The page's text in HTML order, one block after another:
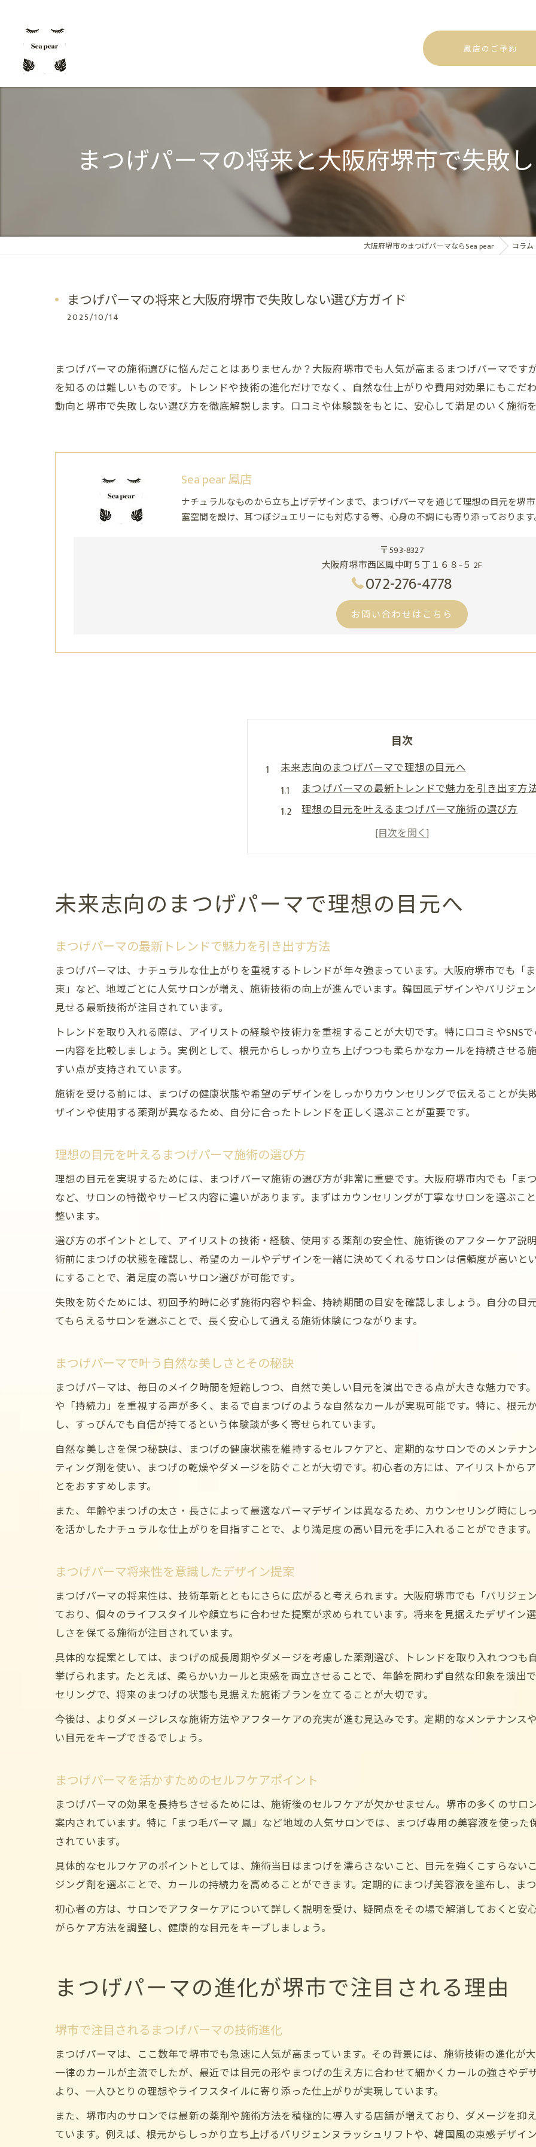
鳳店のご予約
まつげパーマの将来と大阪府堺市で失敗
大阪府堺市のまつげパーマならSea pear コラム
まつげパーマの将来と大阪府堺市で失敗しない選び方ガイド
2025/10/14
まつげパーマの施術選びに悩んだことはありませんか？大阪府堺市でも人気が高まるまつげパーマで
を知るのは難しいものです。トレンドや技術の進化だけでなく、自然な仕上がりや費用対効果にもこだ
動向と堺市で失敗しない選び方を徹底解説します。口コミや体験談をもとに、安心して満足のいく施術
Sea pear 鳳店
ナチュラルなものから立ち上げデザインまで、まつげパーマを通じて理想の目元を堺
室空間を設け、耳つぼジュエリーにも対応する等、心身の不調にも寄り添っておりま
〒593-8327
大阪府堺市西区鳳中町５丁１６８−５ 2F
072-276-4778
お問い合わせはこちら
目次
未来志向のまつげパーマで理想の目元へ
まつげパーマの最新トレンドで魅力を引き出す方
理想の目元を叶えるまつげパーマ施術の選び方
まつげパーマで叶う自然な美しさとその秘訣
まつげパーマ将来性を意識したデザイン提案
まつげパーマの進化が堺市で注目される理由
堺市で注目されるまつげパーマの技術進化
まつげパーマで堺市女性が求める自然な仕上がり
まつげパーマと堺市の美容トレンド最新情報
堺市で人気のまつげパーマ施術体験談まとめ
まつげパーマで叶えるナチュラルな目元の作り方
まつげパーマの自然さを保つアフターケア方法
これからの堺市まつげパーマ事情徹底解説
まつげパーマが堺市で広まる理由と将来性分析
堺市のまつげパーマサロン選びの注意点
堺市でまつげパーマを受ける前に知りたいコツ
堺市でまつげパーマを受ける際の注意事項
体験談から学ぶまつげパーマ選びの新基準
まつげパーマ体験談が教える選び方のポイント
まつげパーマの満足度を高める新基準を紹介
まつげパーマ選びに役立つチェックリスト
未来志向のまつげパーマで理想の目元へ
まつげパーマの最新トレンドで魅力を引き出す方法
まつげパーマは、ナチュラルな仕上がりを重視するトレンドが年々強まっています。大阪府堺市でも「
東」など、地域ごとに人気サロンが増え、施術技術の向上が進んでいます。韓国風デザインやパリジェ
見せる最新技術が注目されています。
トレンドを取り入れる際は、アイリストの経験や技術力を重視することが大切です。特に口コミやSNS
ー内容を比較しましょう。実例として、根元からしっかり立ち上げつつも柔らかなカールを持続させる
すい点が支持されています。
施術を受ける前には、まつげの健康状態や希望のデザインをしっかりカウンセリングで伝えることが失
ザインや使用する薬剤が異なるため、自分に合ったトレンドを正しく選ぶことが重要です。
理想の目元を叶えるまつげパーマ施術の選び方
理想の目元を実現するためには、まつげパーマ施術の選び方が非常に重要です。大阪府堺市内でも「ま
など、サロンの特徴やサービス内容に違いがあります。まずはカウンセリングが丁寧なサロンを選ぶこ
整います。
選び方のポイントとして、アイリストの技術・経験、使用する薬剤の安全性、施術後のアフターケア説
術前にまつげの状態を確認し、希望のカールやデザインを一緒に決めてくれるサロンは信頼度が高いと
にすることで、満足度の高いサロン選びが可能です。
失敗を防ぐためには、初回予約時に必ず施術内容や料金、持続期間の目安を確認しましょう。自分の
てもらえるサロンを選ぶことで、長く安心して通える施術体験につながります。
まつげパーマで叶う自然な美しさとその秘訣
まつげパーマは、毎日のメイク時間を短縮しつつ、自然で美しい目元を演出できる点が大きな魅力です
や「持続力」を重視する声が多く、まるで自まつげのような自然なカールが実現可能です。特に、根元
し、すっぴんでも自信が持てるという体験談が多く寄せられています。
自然な美しさを保つ秘訣は、まつげの健康状態を維持するセルフケアと、定期的なサロンでのメンテナ
ティング剤を使い、まつげの乾燥やダメージを防ぐことが大切です。初心者の方には、アイリストから
とをおすすめします。
また、年齢やまつげの太さ・長さによって最適なパーマデザインは異なるため、カウンセリング時にし
を活かしたナチュラルな仕上がりを目指すことで、より満足度の高い目元を手に入れることができます
まつげパーマ将来性を意識したデザイン提案
まつげパーマの将来性は、技術革新とともにさらに広がると考えられます。大阪府堺市でも「パリジ
ており、個々のライフスタイルや顔立ちに合わせた提案が求められています。将来を見据えたデザイン
しさを保てる施術が注目されています。
具体的な提案としては、まつげの成長周期やダメージを考慮した薬剤選び、トレンドを取り入れつつ
挙げられます。たとえば、柔らかいカールと束感を両立させることで、年齢を問わず自然な印象を演出
セリングで、将来のまつげの状態も見据えた施術プランを立てることが大切です。
今後は、よりダメージレスな施術方法やアフターケアの充実が進む見込みです。定期的なメンテナンス
い目元をキープできるでしょう。
まつげパーマを活かすためのセルフケアポイント
まつげパーマの効果を長持ちさせるためには、施術後のセルフケアが欠かせません。堺市の多くのサ
案内されています。特に「まつ毛パーマ 鳳」など地域の人気サロンでは、まつげ専用の美容液を使っ
されています。
具体的なセルフケアのポイントとしては、施術当日はまつげを濡らさないこと、目元を強くこすらない
ジング剤を選ぶことで、カールの持続力を高めることができます。定期的にまつげ美容液を塗布し、ま
初心者の方は、サロンでアフターケアについて詳しく説明を受け、疑問点をその場で解消しておくと安
がらケア方法を調整し、健康的な目元をキープしましょう。
まつげパーマの進化が堺市で注目される理由
堺市で注目されるまつげパーマの技術進化
まつげパーマは、ここ数年で堺市でも急速に人気が高まっています。その背景には、施術技術の進化が
一律のカールが主流でしたが、最近では目元の形やまつげの生え方に合わせて細かくカールの強さや
より、一人ひとりの理想やライフスタイルに寄り添った仕上がりが実現しています。
また、堺市内のサロンでは最新の薬剤や施術方法を積極的に導入する店舗が増えており、ダメージを
ています。例えば、根元からしっかり立ち上げるパリジェンヌラッシュリフトや、韓国風の束感デザイ
お問い合わせはこちら
お問い合わせはこちら